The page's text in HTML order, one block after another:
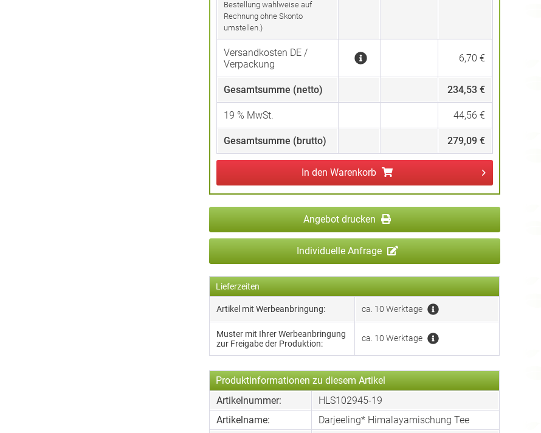
Bestellung wahlweise auf
Rechnung ohne Skonto
umstellen.)
Versandkosten DE /
Verpackung
6,70 €
Gesamtsumme (netto) 234,53 €
19 % MwSt. 44,56 €
Gesamtsumme (brutto) 279,09 €
In den Warenkorb
Angebot drucken
Individuelle Anfrage
Lieferzeiten
Artikel mit Werbeanbringung: ca. 10 Werktage
Muster mit Ihrer Werbeanbringung
zur Freigabe der Produktion:
ca. 10 Werktage
Produktinformationen zu diesem Artikel
Artikelnummer:
HLS102945-19
Artikelname:
Darjeeling* Himalayamischung Tee